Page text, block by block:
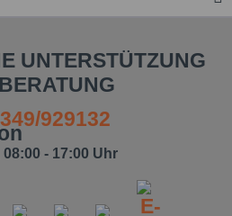
UNTERSTÜTZUNG
929132
08:00 - 17:00 Uhr